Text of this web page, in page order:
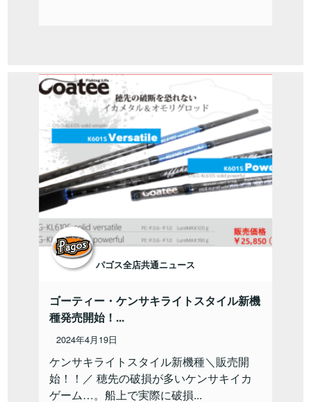
パゴス全店共通ニュース
ゴーティー・ケンサキライトスタイル新機
種発売開始！...
2024年4月19日
ケンサキライトスタイル新機種＼販売開
始！！／ 穂先の破損が多いケンサキイカ
ゲーム…。船上で実際に破損...